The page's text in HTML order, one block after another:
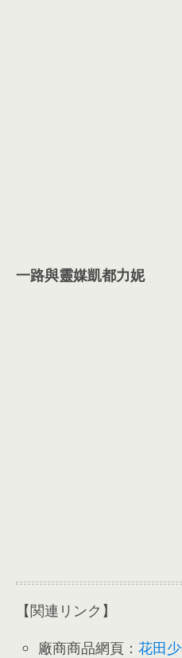
一路與靈媒凱都力妮
【関連リンク】
廠商商品網頁 ：花田